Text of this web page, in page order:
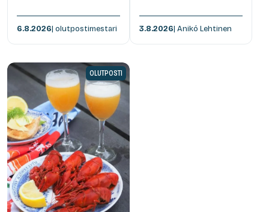
6.8.2026| olutpostimestari 3.8.2026| Anikó Lehtinen
OLUTPOSTI